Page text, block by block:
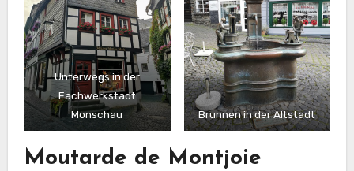
Unterwegs in der
Fachwerkstadt
Monschau
Brunnen in der Altstadt
Moutarde de Montjoie